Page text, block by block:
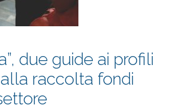
due guide ai profili
raccolta fondi